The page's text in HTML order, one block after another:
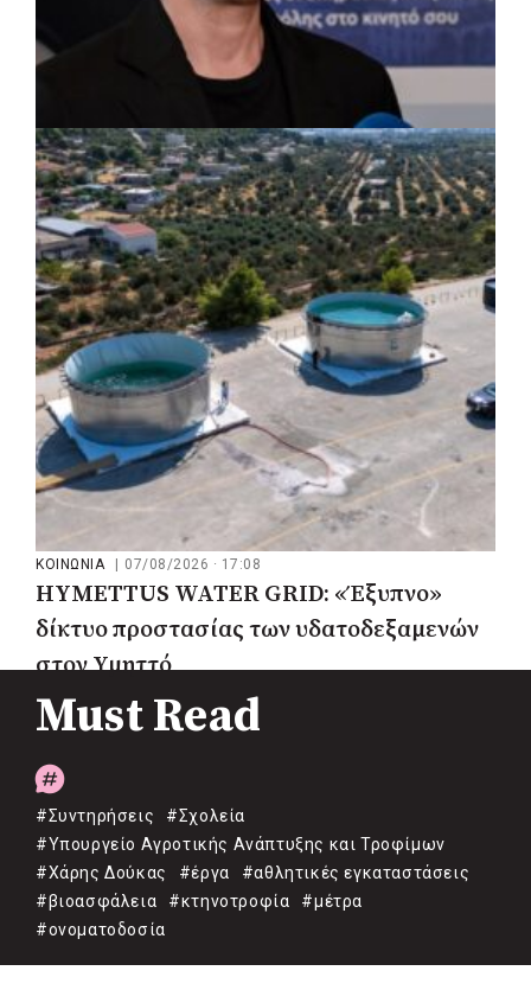
ΡΕΠΟΡΤΑΖ | 07/08/2026 · 17:27
Ο Δούκας για έργα, καθαριότητα και τη
μάχη των επόμενων εκλογών: «Η καλύτερη
μου να κατέβει ο Μπακογιάννης»
ΚΟΙΝΩΝΙΑ 07/08/2026 · 17:08
HYMETTUS WATER GRID: «Έξυπνο»
δίκτυο προστασίας των υδατοδεξαμενών
στον Υμηττό
Must Read
#Συντηρήσεις
#Σχολεία
#Υπουργείο Αγροτικής Ανάπτυξης και Τροφίμων
#Χάρης Δούκας
#έργα
#αθλητικές εγκαταστάσεις
#βιοασφάλεια
#κτηνοτροφία
#μέτρα
#ονοματοδοσία